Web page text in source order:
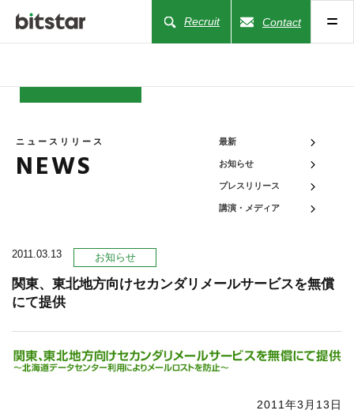
Recruit Contact
NEWS
COMPANY
WORKS
ACTION
RECRUIT
ニュースリリース
NEWS
最新
お知らせ
プレスリリース
講演・メディア
2011.03.13 お知らせ
関東、東北地方向けセカンダリメールサービスを無償
にて提供
2011年3月13日